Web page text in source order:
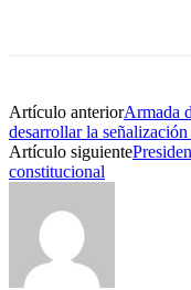
Artículo anteriorArmada
desarrollar la
Artículo siguiente
constitucional